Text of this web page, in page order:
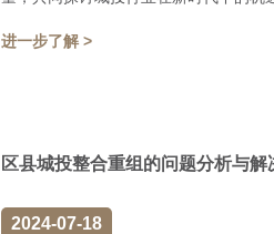
进一步了解 >
区县城投整合重组的问题分析与解
2024-07-18